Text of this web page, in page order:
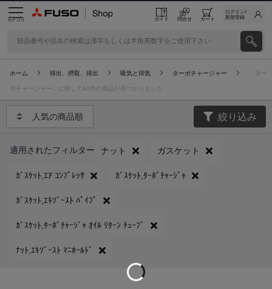
カテゴリ ガイド 問合せ カート
ログイン/
新規登録
ホーム 排出、摂取、排出 吸気と排気 ターボチャージャー 「ター
ボチャージャー」に対して44件の商品が見つかりました
人気の商品順 絞り込み
適用されたフィルター ナット ガスケット
ｶﾞｽｹｯﾄ,ｴｱ ｺﾝﾌﾟﾚｯｻ ｶﾞｽｹｯﾄ,ﾀｰﾎﾞﾁｬｰｼﾞｬ
ｶﾞｽｹｯﾄ,ｴｷｿﾞｰｽﾄ ﾊﾟｲﾌﾟ
ｶﾞｽｹｯﾄ,ﾀｰﾎﾞﾁｬｰｼﾞｬ ｵｲﾙ ﾘﾀｰﾝ ﾁｭｰﾌﾞ
ﾅｯﾄ,ｴｷｿﾞｰｽﾄ ﾏﾆﾎｰﾙﾄﾞ